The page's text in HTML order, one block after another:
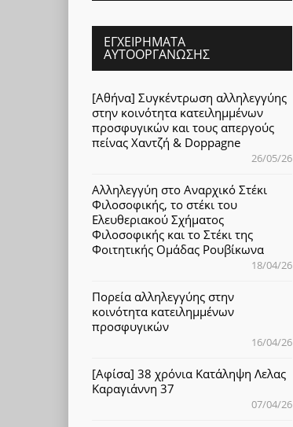
ΕΓΧΕΙΡΉΜΑΤΑ
ΑΥΤΟΟΡΓΆΝΩΣΗΣ
[Αθήνα] Συγκέντρωση αλληλεγγύης
στην κοινότητα κατειλημμένων
προσφυγικών και τους απεργούς
πείνας Χαντζή & Doppagne
26/05/26
Αλληλεγγύη στο Αναρχικό Στέκι
Φιλοσοφικής, το στέκι του
Ελευθεριακού Σχήματος
Φιλοσοφικής και το Στέκι της
Φοιτητικής Ομάδας Ρουβίκωνα
18/04/26
Πορεία αλληλεγγύης στην
κοινότητα κατειλημμένων
προσφυγικών
16/04/26
[Αφίσα] 38 χρόνια Κατάληψη Λελας
Καραγιάννη 37
07/04/26